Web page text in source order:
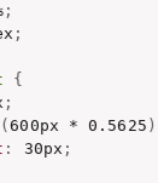
;
;
{
;
(600px * 0.5625 )
: 30px ;